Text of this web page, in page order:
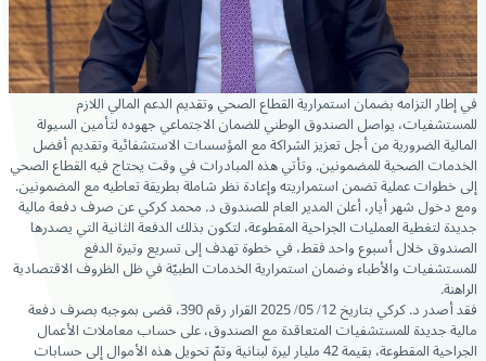
في إطار التزامه بضمان استمرارية القطاع الصحي وتقديم الدعم المالي اللازم
للمستشفيات، يواصل الصندوق الوطني للضمان الاجتماعي جهوده لتأمين السيولة
المالية الضرورية من أجل تعزيز الشراكة مع المؤسسات الاستشفائية وتقديم أفضل
الخدمات الصحية للمضمونين. وتأتي هذه المبادرات في وقت يحتاج فيه القطاع الصحي
إلى خطوات عملية تضمن استمراريته وإعادة نظر شاملة بطريقة تعاطيه مع المضمونين.
ومع دخول شهر أيار، أعلن المدير العام للصندوق د. محمد كركي عن صرف دفعة مالية
جديدة لتغطية العمليات الجراحية المقطوعة، لتكون بذلك الدفعة الثانية التي يصدرها
الصندوق خلال أسبوع واحد فقط، في خطوة تهدف إلى تسريع وتيرة الدفع
للمستشفيات والأطباء وضمان استمرارية الخدمات الطبيّة في ظل الظروف الاقتصادية
الراهنة.
فقد أصدر د. كركي بتاريخ 12/ 05/ 2025 القرار رقم 390، قضى بموجبه بصرف دفعة
مالية جديدة للمستشفيات المتعاقدة مع الصندوق، على حساب معاملات الأعمال
الجراحية المقطوعة، بقيمة 42 مليار ليرة لبنانية وتمّ تحويل هذه الأموال إلى حسابات